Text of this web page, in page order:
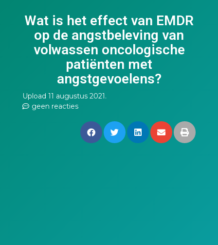
Wat is het effect van EMDR
op de angstbeleving van
volwassen oncologische
patiënten met
angstgevoelens?
Upload 11 augustus 2021.
geen reacties